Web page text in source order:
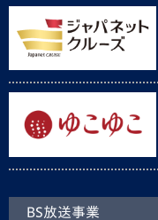
BS放送事業